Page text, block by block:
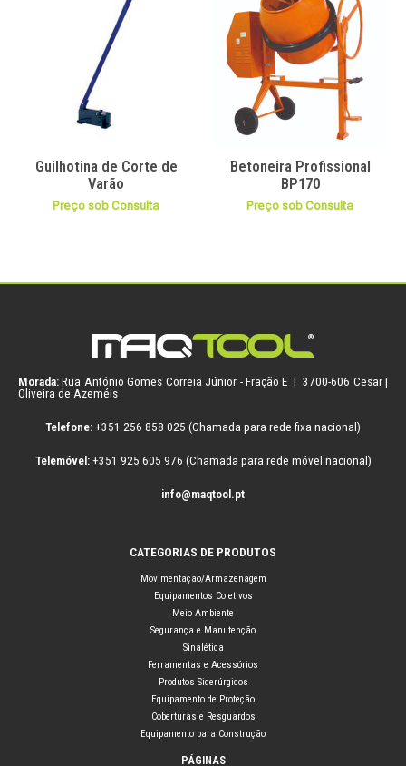
Guilhotina de Corte de
Varão
Preço sob Consulta
Betoneira Profissional
BP170
Preço sob Consulta
Morada: Rua António Gomes Correia Júnior - Fração E | 3700-606 Cesar |
Oliveira de Azeméis
Telefone: +351 256 858 025 (Chamada para rede fixa nacional)
Telemóvel:+351 925 605 976 (Chamada para rede móvel nacional)
info@maqtool.pt
CATEGORIAS DE PRODUTOS
Movimentação/Armazenagem
Equipamentos Coletivos
Meio Ambiente
Segurança e Manutenção
Sinalética
Ferramentas e Acessórios
Produtos Siderúrgicos
Equipamento de Proteção
Coberturas e Resguardos
Equipamento para Construção
PÁGINAS